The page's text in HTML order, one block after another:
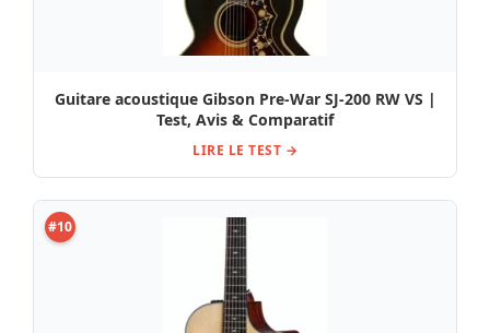
Guitare acoustique Gibson Pre-War SJ-200 RW VS |
Test, Avis & Comparatif
LIRE LE TEST →
#10